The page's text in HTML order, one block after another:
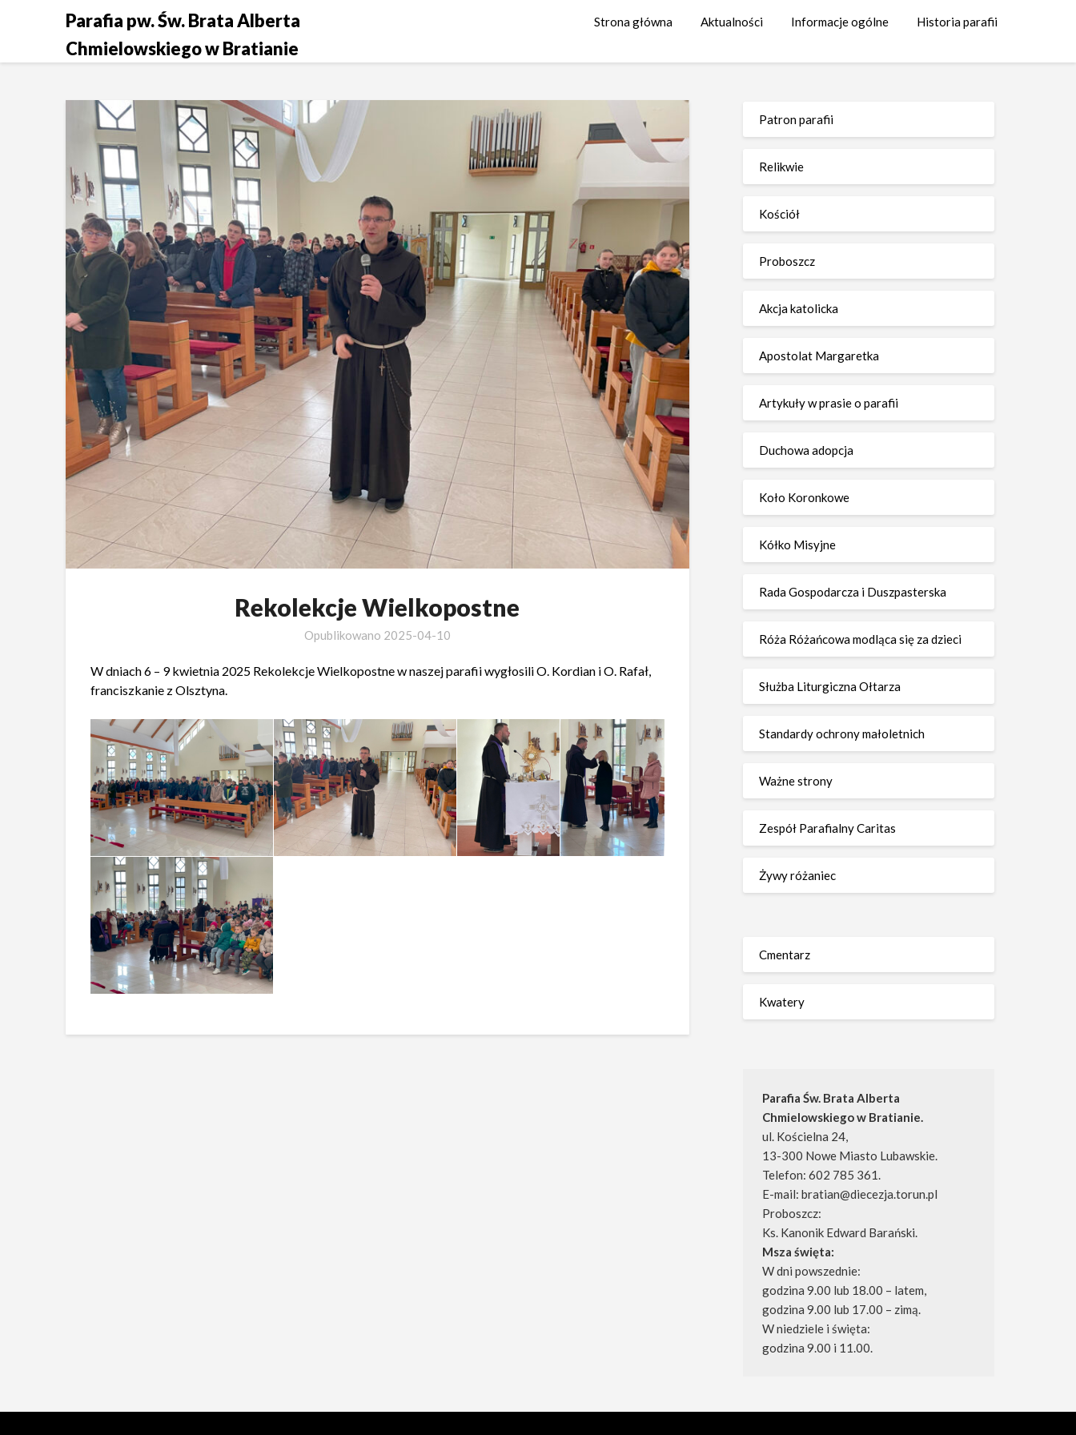
Parafia pw. Św. Brata Alberta
Chmielowskiego w Bratianie
Strona główna Aktualności Informacje ogólne Historia parafii
Rekolekcje Wielkopostne
Opublikowano 2025-04-10
W dniach 6 – 9 kwietnia 2025 Rekolekcje Wielkopostne w naszej parafii wygłosili O. Kordian i O. Rafał,
franciszkanie z Olsztyna.
Patron parafii
Relikwie
Kościół
Proboszcz
Akcja katolicka
Apostolat Margaretka
Artykuły w prasie o parafii
Duchowa adopcja
Koło Koronkowe
Kółko Misyjne
Rada Gospodarcza i Duszpasterska
Róża Różańcowa modląca się za dzieci
Służba Liturgiczna Ołtarza
Standardy ochrony małoletnich
Ważne strony
Zespół Parafialny Caritas
Żywy różaniec
Cmentarz
Kwatery
Parafia Św. Brata Alberta
Chmielowskiego w Bratianie.
ul. Kościelna 24,
13-300 Nowe Miasto Lubawskie.
Telefon: 602 785 361.
E-mail: bratian@diecezja.torun.pl
Proboszcz:
Ks. Kanonik Edward Barański.
Msza święta:
W dni powszednie:
godzina 9.00 lub 18.00 – latem,
godzina 9.00 lub 17.00 – zimą.
W niedziele i święta:
godzina 9.00 i 11.00.